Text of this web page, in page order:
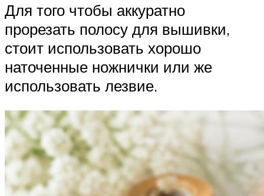
Для того чтобы аккуратно
прорезать полосу для вышивки,
стоит использовать хорошо
наточенные ножнички или же
использовать лезвие.